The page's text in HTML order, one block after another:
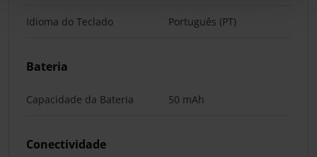
Idioma do Teclado Português (PT)
Bateria
Capacidade da Bateria 50 mAh
Conectividade